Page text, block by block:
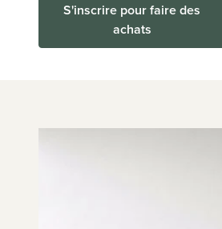
S'inscrire pour faire des
achats